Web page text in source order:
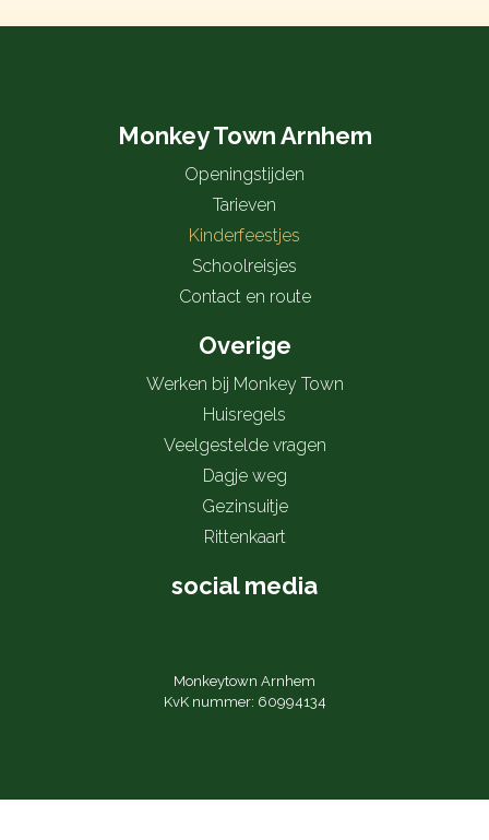
Monkey Town Arnhem
Openingstijden
Tarieven
Kinderfeestjes
Schoolreisjes
Contact en route
Overige
Werken bij Monkey Town
Huisregels
Veelgestelde vragen
Dagje weg
Gezinsuitje
Rittenkaart
social media
Monkeytown Arnhem
KvK nummer: 60994134